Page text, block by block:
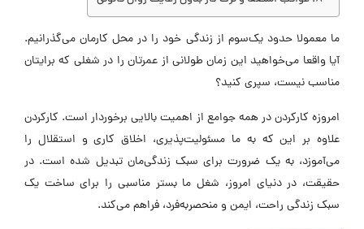
ما معمولا حدود یک‌سوم از زندگی خود را در محل کارمان می‌گذرانیم.
آیا واقعا می‌خواهید این زمان طولانی از عمرتان را در شغلی که برایتان
مناسب نیست، سپری کنید؟
امروزه کارکردن در همه جوامع از اهمیت بالایی برخوردار است. کارکردن
علاوه بر این که به ما مسئولیت‌پذیری، اخلاق کاری و استقلال را
می‌آموزد، به یک ضرورت برای سبک زندگی‌مان تبدیل شده است. در
حقیقت، در دنیای امروز، شغل ما بستر مناسبی را برای ساخت یک
سبک زندگی راحت، ایمن و منحصربه‌فرد، فراهم می‌کند.